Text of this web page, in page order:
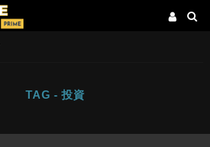
TAG - 投資